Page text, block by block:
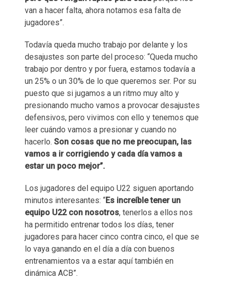
van a hacer falta, ahora notamos esa falta de
jugadores”.
Todavía queda mucho trabajo por delante y los
desajustes son parte del proceso: “Queda mucho
trabajo por dentro y por fuera, estamos todavía a
un 25% o un 30% de lo que queremos ser. Por su
puesto que si jugamos a un ritmo muy alto y
presionando mucho vamos a provocar desajustes
defensivos, pero vivimos con ello y tenemos que
leer cuándo vamos a presionar y cuando no
hacerlo. Son cosas que no me preocupan, las
vamos a ir corrigiendo y cada día vamos a
estar un poco mejor”.
Los jugadores del equipo U22 siguen aportando
minutos interesantes: “Es increíble tener un
equipo U22 con nosotros, tenerlos a ellos nos
ha permitido entrenar todos los días, tener
jugadores para hacer cinco contra cinco, el que se
lo vaya ganando en el día a día con buenos
entrenamientos va a estar aquí también en
dinámica ACB”.